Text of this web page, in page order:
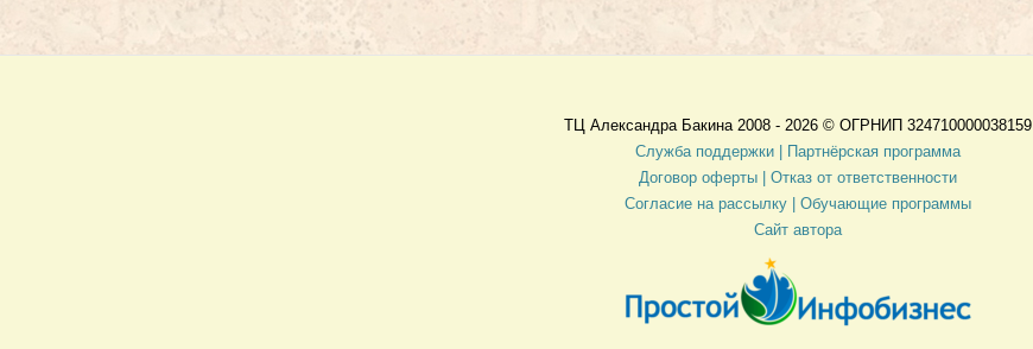
ТЦ Александра Бакина 2008 - 2026 © ОГРНИП 324710000038159
Служба поддержки |
Партнёрская программа
Договор оферты
| Отказ от ответственности
Согласие на рассылку | Обучающие программы
Сайт автора